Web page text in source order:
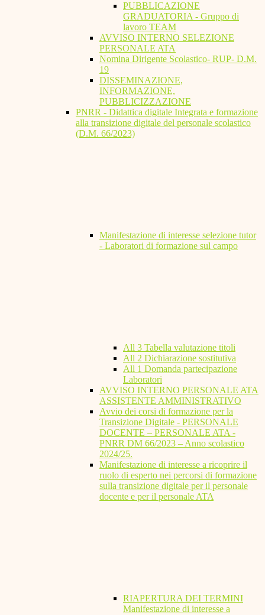
PUBBLICAZIONE
GRADUATORIA - Gruppo di
lavoro TEAM
AVVISO INTERNO SELEZIONE
PERSONALE ATA
Nomina Dirigente Scolastico- RUP- D.M.
19
DISSEMINAZIONE,
INFORMAZIONE,
PUBBLICIZZAZIONE
PNRR - Didattica digitale Integrata e formazione
alla transizione digitale del personale scolastico
(D.M. 66/2023)
Manifestazione di interesse selezione tutor
- Laboratori di formazione sul campo
All 3 Tabella valutazione titoli
All 2 Dichiarazione sostitutiva
All 1 Domanda partecipazione
Laboratori
AVVISO INTERNO PERSONALE ATA
ASSISTENTE AMMINISTRATIVO
Avvio dei corsi di formazione per la
Transizione Digitale - PERSONALE
DOCENTE – PERSONALE ATA -
PNRR DM 66/2023 – Anno scolastico
2024/25.
Manifestazione di interesse a ricoprire il
ruolo di esperto nei percorsi di formazione
sulla transizione digitale per il personale
docente e per il personale ATA
RIAPERTURA DEI TERMINI
Manifestazione di interesse a